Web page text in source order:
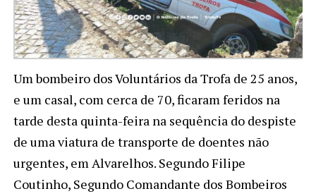
Um bombeiro dos Voluntários da Trofa de 25 anos,
e um casal, com cerca de 70, ficaram feridos na
tarde desta quinta-feira na sequência do despiste
de uma viatura de transporte de doentes não
urgentes, em Alvarelhos. Segundo Filipe
Coutinho, Segundo Comandante dos Bombeiros